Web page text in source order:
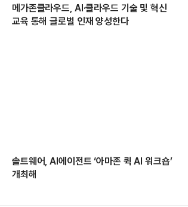
메가존클라우드, AI·클라우드 기술 및 혁신
교육 통해 글로벌 인재 양성한다
솔트웨어, AI에이전트 ‘아마존 퀵 AI 워크숍’
개최해